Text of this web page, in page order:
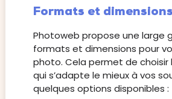
Formats et dimensions
Photoweb propose une large
formats et dimensions pour
photo. Cela permet de choisir
qui s’adapte le mieux à vos
quelques options disponibles :